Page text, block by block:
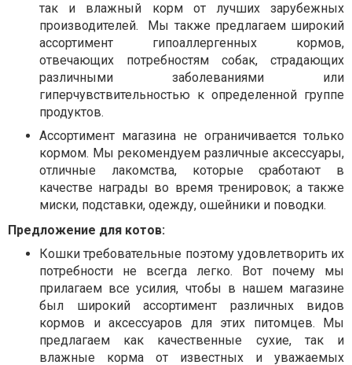
так и влажный корм от лучших зарубежных
производителей.
Мы также предлагаем широкий
ассортимент гипоаллергенных кормов,
отвечающих потребностям собак, страдающих
различными заболеваниями или
гиперчувствительностью к определенной группе
продуктов.
Ассортимент магазина не ограничивается только
кормом. Мы рекомендуем различные аксессуары,
отличные лакомства, которые сработают в
качестве награды во время тренировок; а также
миски, подставки, одежду, ошейники и поводки.
Предложение для котов:
Кошки требовательные поэтому удовлетворить их
потребности не всегда легко. Вот почему мы
прилагаем все усилия, чтобы в нашем магазине
был широкий ассортимент различных видов
кормов и аксессуаров для этих питомцев. Мы
предлагаем как качественные сухие, так и
влажные корма от известных и уважаемых